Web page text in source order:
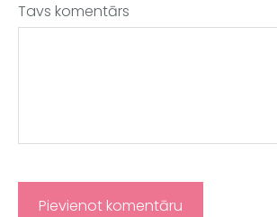
Tavs komentārs